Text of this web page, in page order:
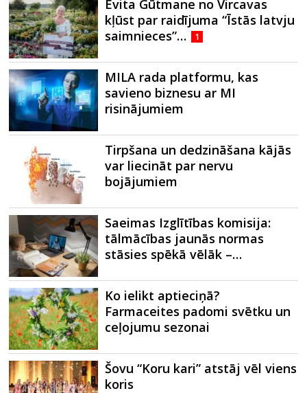
Evita Gūtmane no Vircavas
kļūst par raidījuma “Īstās latvju
saimnieces”…
1
MILA rada platformu, kas
savieno biznesu ar MI
risinājumiem
Tirpšana un dedzināšana kājās
var liecināt par nervu
bojājumiem
Saeimas Izglītības komisija:
tālmācības jaunās normas
stāsies spēkā vēlāk –…
Ko ielikt aptieciņā?
Farmaceites padomi svētku un
ceļojumu sezonai
Šovu “Koru kari” atstāj vēl viens
koris